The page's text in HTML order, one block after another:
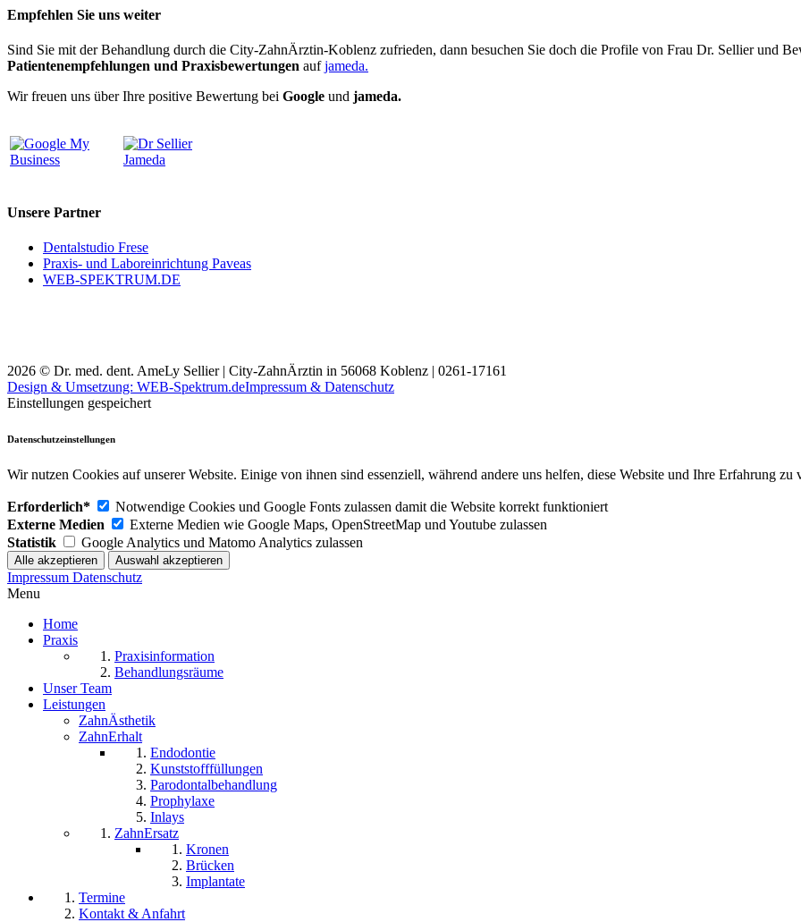
Empfehlen Sie uns weiter
Sind Sie mit der Behandlung durch die City-ZahnÄrztin-Koblenz zufrieden, dann besuchen Sie doch die Profile von Frau Dr. Sellier und
Patientenempfehlungen und Praxisbewertungen aufjameda.
Wir freuen uns über Ihre positive Bewertung bei Google und jameda.
Unsere Partner
Dentalstudio Frese
Praxis- und Laboreinrichtung Paveas
WEB-SPEKTRUM.DE
2026 © Dr. med. dent. AmeLy Sellier | City-ZahnÄrztin in 56068 Koblenz | 0261-17161
Design & Umsetzung: WEB-Spektrum.deImpressum & Datenschutz
Einstellungen gespeichert
Datenschutzeinstellungen
Wir nutzen Cookies auf unserer Website. Einige von ihnen sind essenziell, während andere uns helfen, diese Website und Ihre Erfahrung zu
Erforderlich*
Notwendige Cookies und Google Fonts zulassen damit die Website korrekt funktioniert
Externe Medien
Externe Medien wie Google Maps, OpenStreetMap und Youtube zulassen
Statistik
Google Analytics und Matomo Analytics zulassen
Impressum Datenschutz
Menu
Home
Praxis
Praxisinformation
Behandlungsräume
Unser Team
Leistungen
ZahnÄsthetik
ZahnErhalt
Endodontie
Kunststofffüllungen
Parodontalbehandlung
Prophylaxe
Inlays
ZahnErsatz
Kronen
Brücken
Implantate
Termine
Kontakt & Anfahrt